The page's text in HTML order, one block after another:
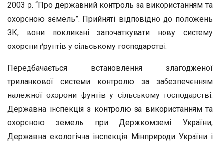
2003 р. “Про державний контроль за використанням та
охороною земель”. Прийняті відповідно до положень
ЗК, вони покликані започаткувати нову систему
охорони ґрунтів у сільсько­му господарстві.
Передбачається встановлення злагодженої
триланкової системи контролю за забезпеченням
належної охорони фунтів у сільському господарстві:
Державна інспекція з контролю за використанням та
охороною земель при Держкомземі України,
Державна екологічна інспекція Мінприроди України і